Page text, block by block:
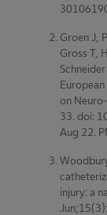
Groen J,
Gross T,
on
33. doi:
Aug 22.
injury: a